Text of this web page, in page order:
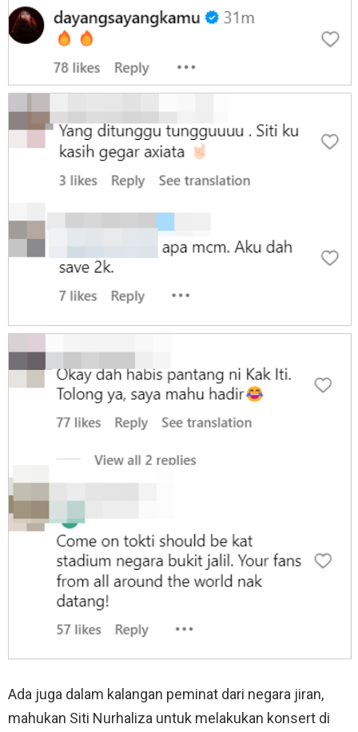
Ada juga dalam kalangan peminat dari negara jiran,
mahukan Siti Nurhaliza untuk melakukan konsert di